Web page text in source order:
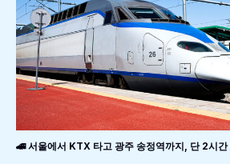
🚄 서울에서 KTX 타고 광주 송정역까지, 단 2시간